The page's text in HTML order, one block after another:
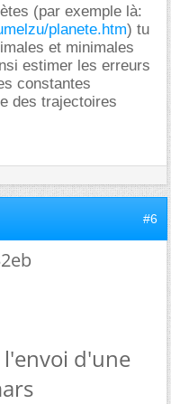
(par exemple là:
planete.htm) tu
et minimales
estimer les erreurs
constantes
des trajectoires
#6
l'envoi d'une